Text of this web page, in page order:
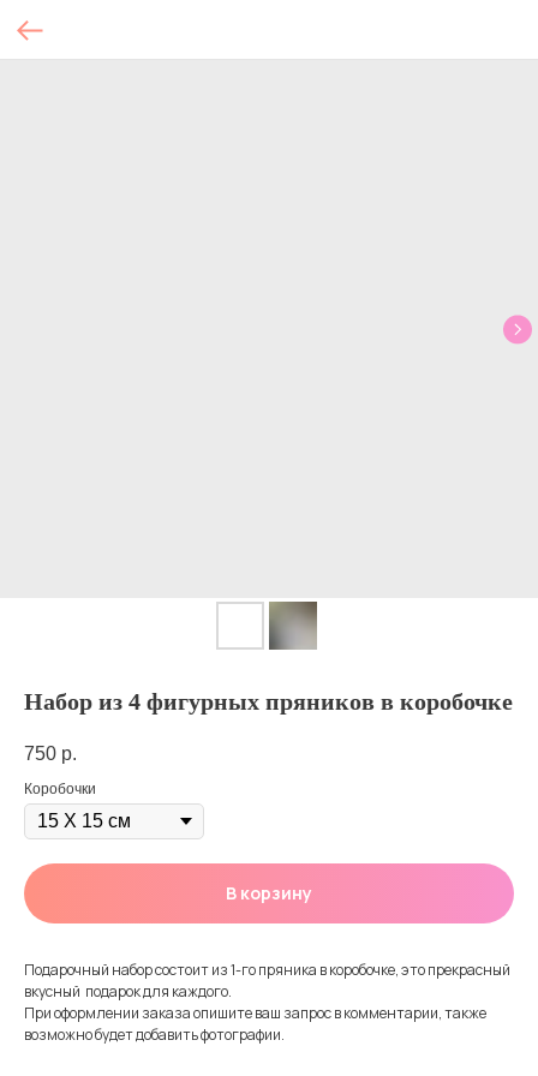
Набор из 4 фигурных пряников в коробочке
750 р.
Коробочки
В корзину
Подарочный набор состоит из 1-го пряника в коробочке, это прекрасный
вкусный подарок для каждого.
При оформлении заказа опишите ваш запрос в комментарии, также
возможно будет добавить фотографии.